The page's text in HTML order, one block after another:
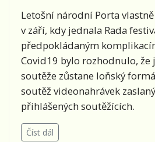
Letošní národní Porta
v září, kdy jednala Rada
předpokládaným
Covid19 bylo rozhodnulo, že
soutěže zůstane loňský
soutěž videonahrávek
přihlášených soutěžících.
Číst dál